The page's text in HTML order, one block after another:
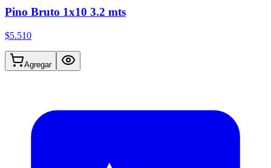
Pino Bruto 1x10 3.2 mts
$5.510
Agregar